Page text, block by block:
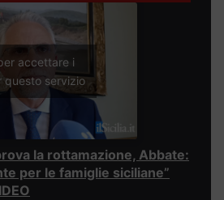
accettare i
questo servizio
la rottamazione, Abbate:
per le famiglie siciliane”